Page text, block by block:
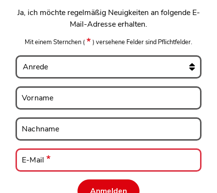
Ja, ich möchte regelmäßig Neuigkeiten an folgende E-
Mail-Adresse erhalten.
Mit einem Sternchen ( ) versehene Felder sind Pflichtfelder.
Anrede
Vorname
Vorname
Nachname
Nachname
E-
Mail
E-Mail